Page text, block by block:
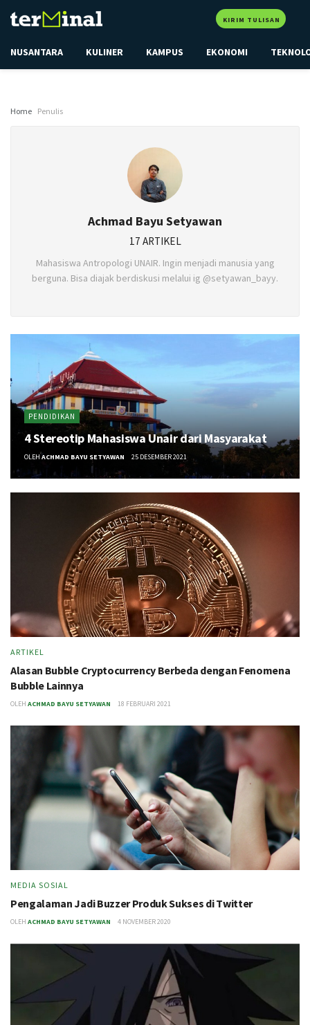
KIRIM TULISAN
NUSANTARA KULINER KAMPUS EKONOMI
Home Penulis
Achmad Bayu Setyawan
17 ARTIKEL
Mahasiswa Antropologi UNAIR. Ingin menjadi manusia yang
berguna. Bisa diajak berdiskusi melalui ig @setyawan_bayy.
PENDIDIKAN
4 Stereotip Mahasiswa Unair dari Masyarakat
OLEH ACHMAD BAYU SETYAWAN 25 DESEMBER 2021
ARTIKEL
Alasan Bubble Cryptocurrency Berbeda dengan Fenomena
Bubble Lainnya
OLEH ACHMAD BAYU SETYAWAN 18 FEBRUARI 2021
MEDIA SOSIAL
Pengalaman Jadi Buzzer Produk Sukses di Twitter
OLEH ACHMAD BAYU SETYAWAN 4 NOVEMBER 2020